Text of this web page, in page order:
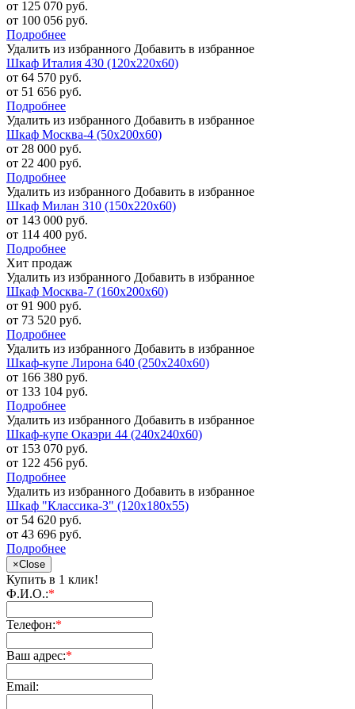
от 125 070 руб.
от 100 056 руб.
Подробнее
Удалить из избранного Добавить в избранное
Шкаф Италия 430 (120х220х60)
от 64 570 руб.
от 51 656 руб.
Подробнее
Удалить из избранного Добавить в избранное
Шкаф Москва-4 (50х200х60)
от 28 000 руб.
от 22 400 руб.
Подробнее
Удалить из избранного Добавить в избранное
Шкаф Милан 310 (150х220х60)
от 143 000 руб.
от 114 400 руб.
Подробнее
Хит продаж
Удалить из избранного Добавить в избранное
Шкаф Москва-7 (160х200х60)
от 91 900 руб.
от 73 520 руб.
Подробнее
Удалить из избранного Добавить в избранное
Шкаф-купе Лирона 640 (250х240х60)
от 166 380 руб.
от 133 104 руб.
Подробнее
Удалить из избранного Добавить в избранное
Шкаф-купе Окаэри 44 (240х240х60)
от 153 070 руб.
от 122 456 руб.
Подробнее
Удалить из избранного Добавить в избранное
Шкаф "Классика-3" (120х180х55)
от 54 620 руб.
от 43 696 руб.
Подробнее
×Close
Купить в 1 клик!
Ф.И.О.:*
Телефон:*
Ваш адрес:*
Email: